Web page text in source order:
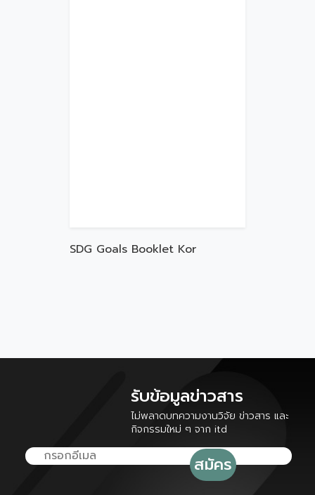
SDG Goals Booklet Kor
รับข้อมูลข่าวสาร
ไม่พลาดบทความงานวิจัย ข่าวสาร และ
กิจกรรมใหม่ ๆ จาก itd